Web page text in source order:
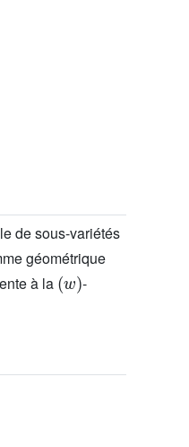
de sous-variétés
géométrique
à la
(w)
-